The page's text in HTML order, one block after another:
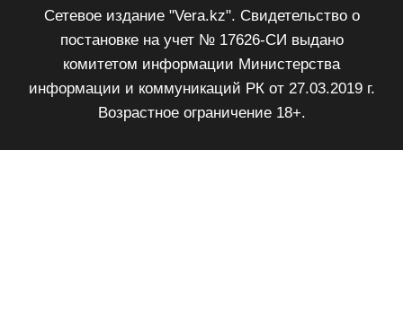
Сетевое издание "Vera.kz". Свидетельство о
постановке на учет № 17626-СИ выдано
комитетом информации Министерства
информации и коммуникаций РК от 27.03.2019 г.
Возрастное ограничение 18+.